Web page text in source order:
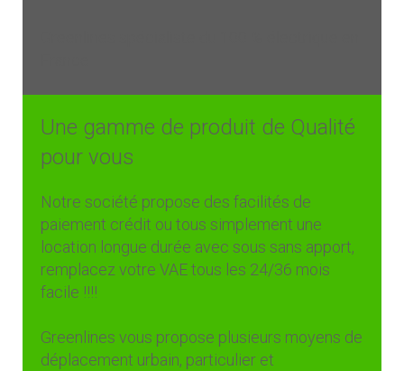
Une gamme de produit de Qualité
pour vous
Notre société propose des facilités de
paiement crédit ou tous simplement une
location longue durée avec sous sans apport,
remplacez votre VAE tous les 24/36 mois
facile !!!!
Greenlines vous propose plusieurs moyens de
déplacement urbain, particulier et